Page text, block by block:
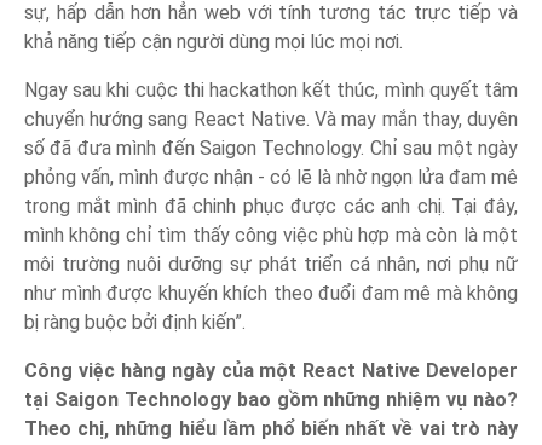
sự, hấp dẫn hơn hẳn web với tính tương tác trực tiếp và
khả năng tiếp cận người dùng mọi lúc mọi nơi.
Ngay sau khi cuộc thi hackathon kết thúc, mình quyết tâm
chuyển hướng sang React Native. Và may mắn thay, duyên
số đã đưa mình đến Saigon Technology. Chỉ sau một ngày
phỏng vấn, mình được nhận - có lẽ là nhờ ngọn lửa đam mê
trong mắt mình đã chinh phục được các anh chị. Tại đây,
mình không chỉ tìm thấy công việc phù hợp mà còn là một
môi trường nuôi dưỡng sự phát triển cá nhân, nơi phụ nữ
như mình được khuyến khích theo đuổi đam mê mà không
bị ràng buộc bởi định kiến”.
Công việc hàng ngày của một React Native Developer
tại Saigon Technology bao gồm những nhiệm vụ nào?
Theo chị, những hiểu lầm phổ biến nhất về vai trò này